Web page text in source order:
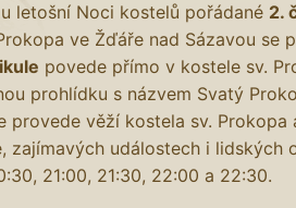
letošní Noci kostelů pořádané 2.
ve Žďáře nad Sázavou se
povede přímo v kostele sv.
prohlídku s názvem Svatý
provede věží kostela sv.
zajímavých událostech i lidských
21:00, 21:30, 22:00 a 22:30.